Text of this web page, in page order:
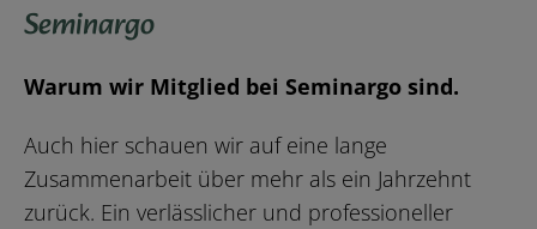
Seminargo
Warum wir Mitglied bei Seminargo sind.
Auch hier schauen wir auf eine lange
Zusammenarbeit über mehr als ein Jahrzehnt
zurück. Ein verlässlicher und professioneller